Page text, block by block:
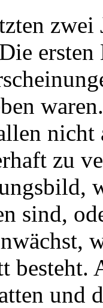
zwei
ersten
nicht
zu
sind,
besteht.
und